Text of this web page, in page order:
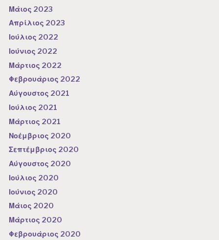
Μάιος 2023
Απρίλιος 2023
Ιούλιος 2022
Ιούνιος 2022
Μάρτιος 2022
Φεβρουάριος 2022
Αύγουστος 2021
Ιούλιος 2021
Μάρτιος 2021
Νοέμβριος 2020
Σεπτέμβριος 2020
Αύγουστος 2020
Ιούλιος 2020
Ιούνιος 2020
Μάιος 2020
Μάρτιος 2020
Φεβρουάριος 2020